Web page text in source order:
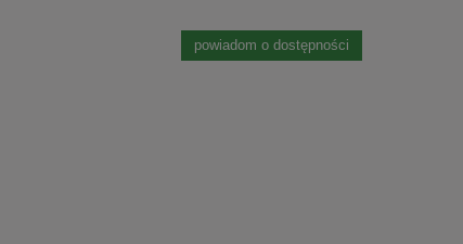
powiadom o dostępności